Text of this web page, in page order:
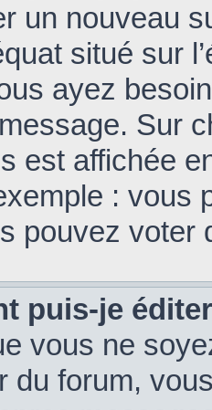
un nouveau
situé sur
ayez
Sur
est affichée
: vous
pouvez voter
puis-je
vous ne
du forum,